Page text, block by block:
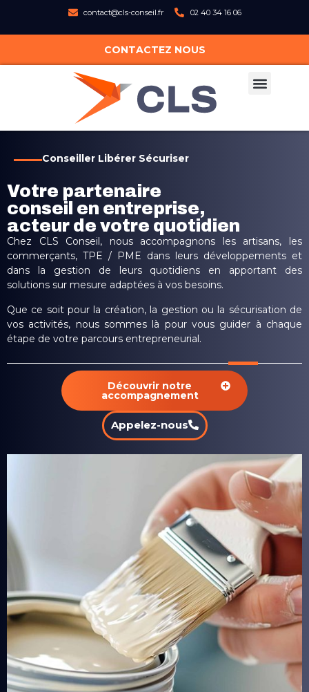
contact@cls-conseil.fr 02 40 34 16 06
CONTACTEZ NOUS
Conseiller Libérer Sécuriser
Votre partenaire
conseil en entreprise,
acteur de votre quotidien
Chez CLS Conseil, nous accompagnons les artisans, les
commerçants, TPE / PME dans leurs développements et
dans la gestion de leurs quotidiens en apportant des
solutions sur mesure adaptées à vos besoins.
Que ce soit pour la création, la gestion ou la sécurisation de
vos activités, nous sommes là pour vous guider à chaque
étape de votre parcours entrepreneurial.
Découvrir notre
accompagnement
Appelez-nous